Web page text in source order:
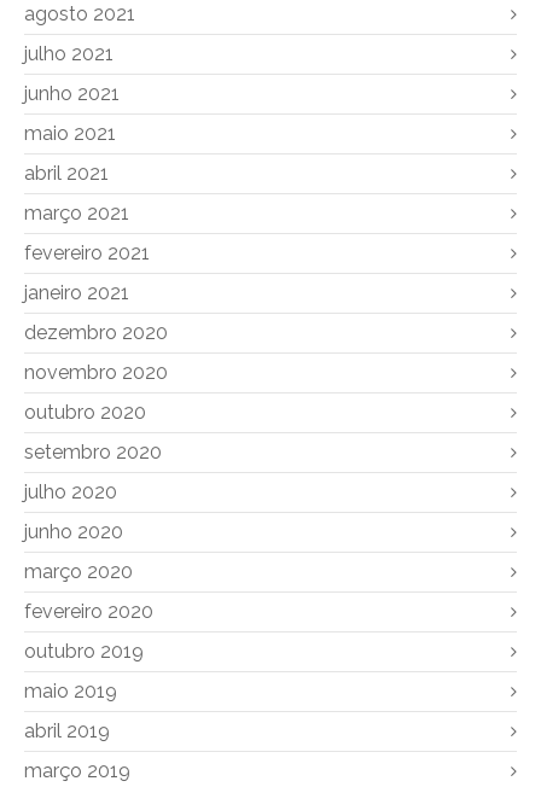
agosto 2021
julho 2021
junho 2021
maio 2021
abril 2021
março 2021
fevereiro 2021
janeiro 2021
dezembro 2020
novembro 2020
outubro 2020
setembro 2020
julho 2020
junho 2020
março 2020
fevereiro 2020
outubro 2019
maio 2019
abril 2019
março 2019